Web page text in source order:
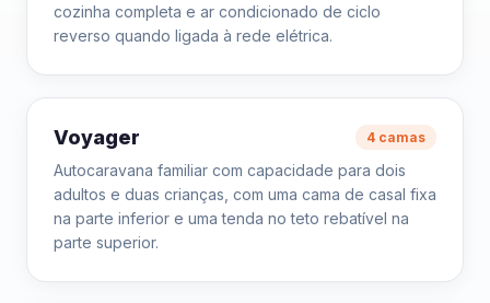
cozinha completa e ar condicionado de ciclo
reverso quando ligada à rede elétrica.
Voyager 4 camas
Autocaravana familiar com capacidade para dois
adultos e duas crianças, com uma cama de casal fixa
na parte inferior e uma tenda no teto rebatível na
parte superior.